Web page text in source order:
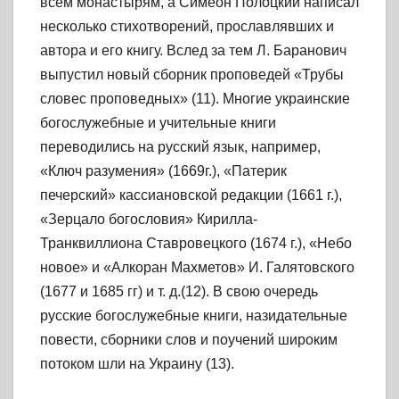
несколько стихотворений, прославлявших и
автора и его книгу. Вслед за тем Л. Баранович
выпустил новый сборник проповедей «Трубы
словес проповедных» (11). Многие украинские
богослужебные и учительные книги
переводились на русский язык, например,
«Ключ разумения» (1669г.), «Патерик
печерский» кассиановской редакции (1661 г.),
«Зерцало богословия» Кирилла-
Транквиллиона Ставровецкого (1674 г.), «Небо
новое» и «Алкоран Махметов» И. Галятовского
(1677 и 1685 гг) и т. д.(12). В свою очередь
русские богослужебные книги, назидательные
повести, сборники слов и поучений широким
потоком шли на Украину (13).